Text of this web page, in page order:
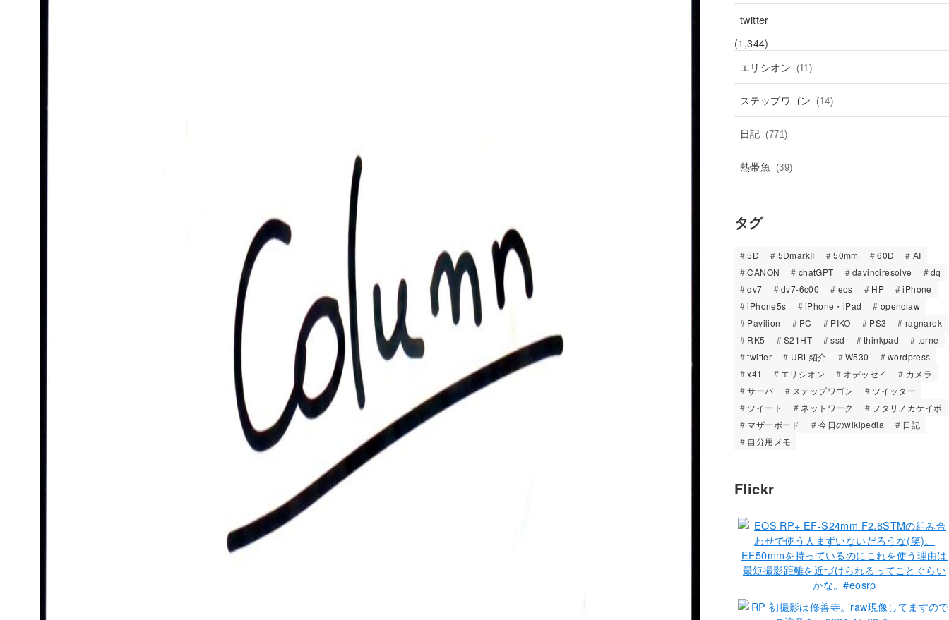
twitter
(1,344)
エリシオン (11)
ステップワゴン (14)
日記 (771)
熱帯魚 (39)
タグ
5D 5DmarkII 50mm 60D
AI
CANON
chatGPT davinciresolve
dq
dv7
dv7-6c00 eos HP
iPhone
iPhone5s
iPhone・iPad
openclaw
Pavilion
PC PIKO PS3
ragnarok
RK5
S21HT ssd thinkpad
torne
twitter
URL紹介 W530
wordpress
x41
エリシオン オデッセイ
カメラ
サーバ
ステップワゴン
ツイッター
ツイート
ネットワーク
フタリノカケイボ
マザーボード
今日のwikipedia
日記
自分用メモ
Flickr